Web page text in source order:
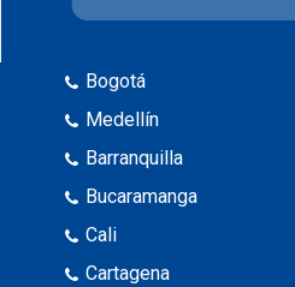
Bogotá
Medellín
Barranquilla
Bucaramanga
Cali
Cartagena